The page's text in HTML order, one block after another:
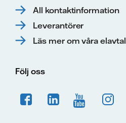
All kontaktinformation
Leverantörer
Läs mer om våra elavtal
Följ oss